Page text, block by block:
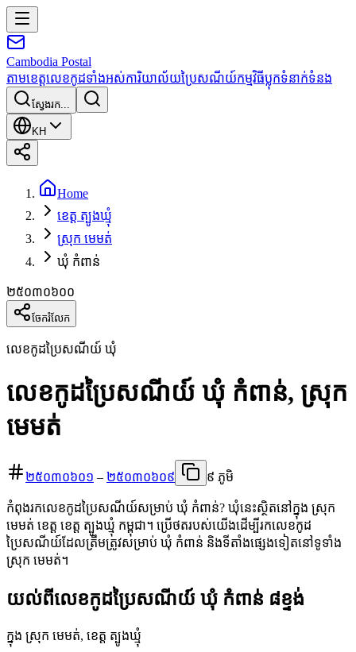
Cambodia Postal
តាមខេត្តលេខកូដទាំងអស់ការិយាល័យប្រៃសណីយ៍កម្មវិធីប្លុកទំនាក់ទំនង
ស្វែងរក...
KH
Home
ខេត្ត ត្បូងឃ្មុំ
ស្រុក មេមត់
ឃុំ កំពាន់
២៥០៣០៦០០
ចែករំលែក
លេខកូដប្រៃសណីយ៍ ឃុំ
លេខកូដប្រៃសណីយ៍ ឃុំ កំពាន់, ស្រុក
មេមត់
២៥០៣០៦០១ – ២៥០៣០៦០៩ ៩ ភូមិ
កំពុងរកលេខកូដប្រៃសណីយ៍សម្រាប់ ឃុំ កំពាន់? ឃុំនេះស្ថិតនៅក្នុង ស្រុក
មេមត់ ខេត្ត ខេត្ត ត្បូងឃ្មុំ កម្ពុជា។ ប្រើថតរបស់យើងដើម្បីរកលេខកូដ
ប្រៃសណីយ៍ដែលត្រឹមត្រូវសម្រាប់ ឃុំ កំពាន់ និងទីតាំងផ្សេងទៀតនៅទូទាំង
ស្រុក មេមត់។
យល់ពីលេខកូដប្រៃសណីយ៍ ឃុំ កំពាន់ ៨ខ្ទង់
ក្នុង ស្រុក មេមត់, ខេត្ត ត្បូងឃ្មុំ